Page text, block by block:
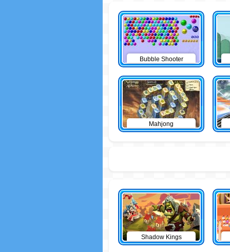
Bubble Shooter
Mahjong
Shadow Kings